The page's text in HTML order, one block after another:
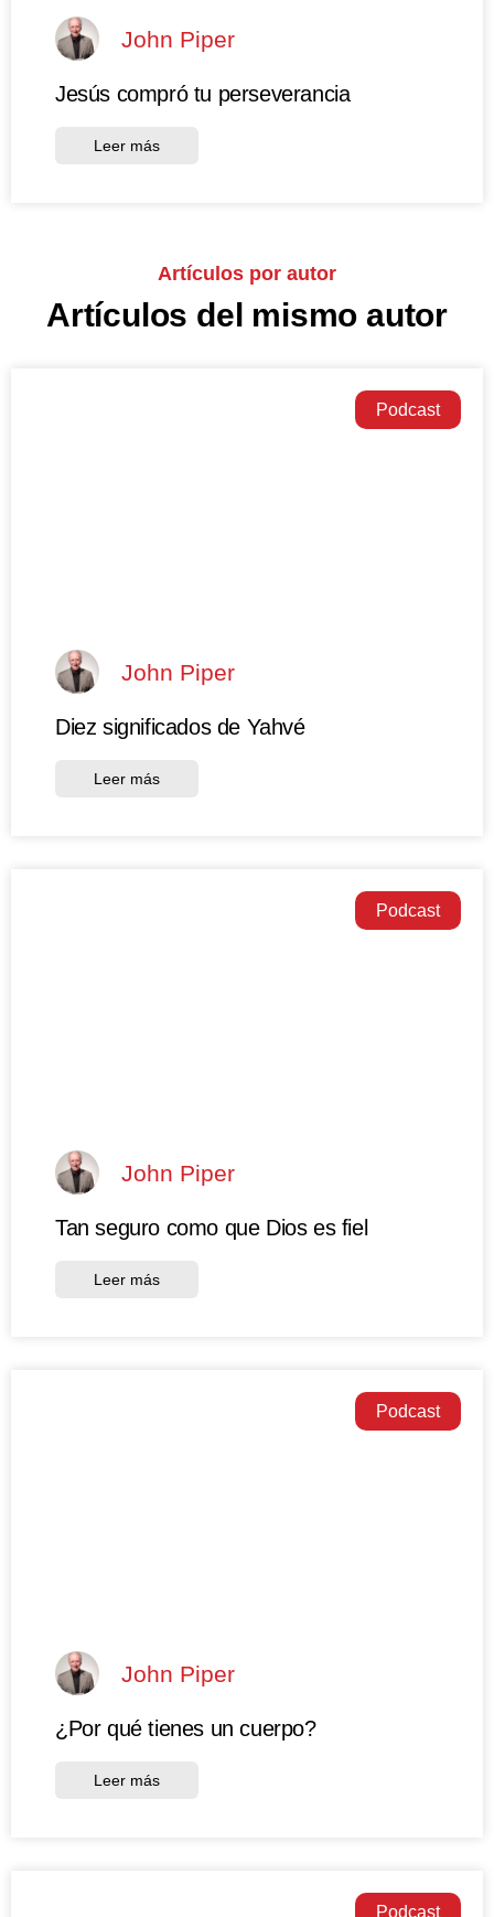
John Piper
Jesús compró tu perseverancia
Leer más
Artículos por autor
Artículos del mismo autor
Podcast
John Piper
Diez significados de Yahvé
Leer más
Podcast
John Piper
Tan seguro como que Dios es fiel
Leer más
Podcast
John Piper
¿Por qué tienes un cuerpo?
Leer más
Podcast